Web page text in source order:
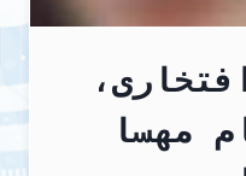
مهسا